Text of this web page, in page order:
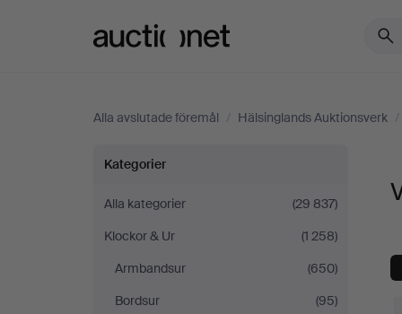
Alla avslutade föremål / Hälsinglands Auktionsverk /
Väggur
på
Hälsinglands
Auktionsverk
Kategorier
Alla kategorier
(29 837)
Klockor & Ur
(1 258)
Armbandsur
(650)
Bordsur
(95)